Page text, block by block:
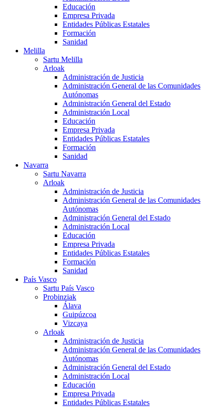
Educación
Empresa Privada
Entidades Públicas Estatales
Formación
Sanidad
Melilla
Sartu Melilla
Arloak
Administración de Justicia
Administración General de las Comunidades
Autónomas
Administración General del Estado
Administración Local
Educación
Empresa Privada
Entidades Públicas Estatales
Formación
Sanidad
Navarra
Sartu Navarra
Arloak
Administración de Justicia
Administración General de las Comunidades
Autónomas
Administración General del Estado
Administración Local
Educación
Empresa Privada
Entidades Públicas Estatales
Formación
Sanidad
País Vasco
Sartu País Vasco
Probinziak
Álava
Guipúzcoa
Vizcaya
Arloak
Administración de Justicia
Administración General de las Comunidades
Autónomas
Administración General del Estado
Administración Local
Educación
Empresa Privada
Entidades Públicas Estatales